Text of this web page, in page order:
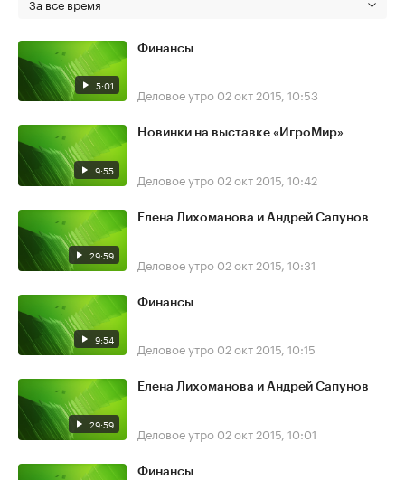
5:01
Финансы
Деловое утро 02 окт 2015, 10:53
9:55
Новинки на выставке «ИгроМир»
Деловое утро 02 окт 2015, 10:42
29:59
Елена Лихоманова и Андрей Сапунов
Деловое утро 02 окт 2015, 10:31
9:54
Финансы
Деловое утро 02 окт 2015, 10:15
29:59
Елена Лихоманова и Андрей Сапунов
Деловое утро 02 окт 2015, 10:01
Финансы